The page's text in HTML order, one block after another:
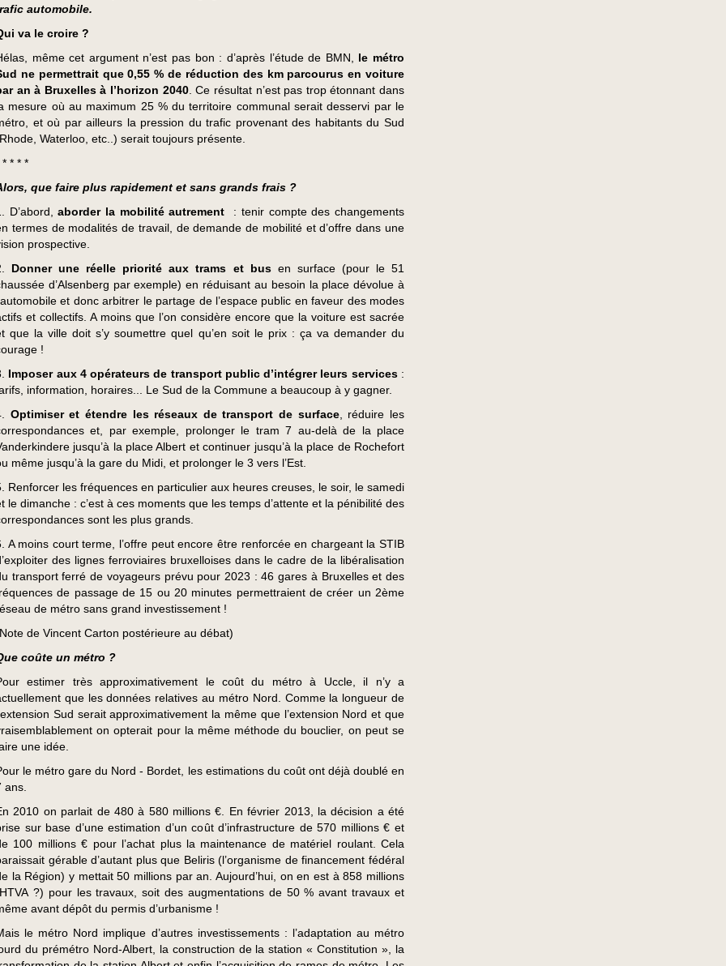
automobile.
va le croire ?
même cet argument n’est pas bon : d’après l’étude de BMN, le métro
ne permettrait que 0,55 % de réduction des km parcourus en voiture
an à Bruxelles à l’horizon 2040. Ce résultat n’est pas trop étonnant dans
mesure où au maximum 25 % du territoire communal serait desservi par le
et où par ailleurs la pression du trafic provenant des habitants du Sud
Waterloo, etc..) serait toujours présente.
* * * *
que faire plus rapidement et sans grands frais ?
D’abord,aborder la mobilité autrement
: tenir compte des changements
termes de modalités de travail, de demande de mobilité et d’offre dans une
prospective.
Donner une réelle priorité aux trams et busen surface (pour le 51
d’Alsenberg par exemple) en réduisant au besoin la place dévolue à
et donc arbitrer le partage de l’espace public en faveur des modes
et collectifs. A moins que l’on considère encore que la voiture est sacrée
que la ville doit s’y soumettre quel qu’en soit le prix : ça va demander du
!
Imposer aux 4 opérateurs de transport public d’intégrer leurs services:
information, horaires... Le Sud de la Commune a beaucoup à y gagner.
Optimiser et étendre les réseaux de transport de surface, réduire les
et, par exemple, prolonger le tram 7 au-delà de la place
jusqu’à la place Albert et continuer jusqu’à la place de Rochefort
même jusqu’à la gare du Midi, et prolonger le 3 vers l’Est.
Renforcer les fréquences en particulier aux heures creuses, le soir, le samedi
le dimanche : c’est à ces moments que les temps d’attente et la pénibilité des
sont les plus grands.
A moins court terme, l’offre peut encore être renforcée en chargeant la STIB
des lignes ferroviaires bruxelloises dans le cadre de la libéralisation
transport ferré de voyageurs prévu pour 2023 : 46 gares à Bruxelles et des
de passage de 15 ou 20 minutes permettraient de créer un 2ème
de métro sans grand investissement !
de Vincent Carton postérieure au débat)
coûte un métro ?
estimer très approximativement le coût du métro à Uccle, il n’y a
que les données relatives au métro Nord. Comme la longueur de
Sud serait approximativement la même que l’extension Nord et que
on opterait pour la même méthode du bouclier, on peut se
une idée.
le métro gare du Nord - Bordet, les estimations du coût ont déjà doublé en
ans.
2010 on parlait de 480 à 580 millions €. En février 2013, la décision a été
sur base d’une estimation d’un coût d’infrastructure de 570 millions € et
100 millions € pour l’achat plus la maintenance de matériel roulant. Cela
gérable d’autant plus que Beliris (l’organisme de financement fédéral
la Région) y mettait 50 millions par an. Aujourd’hui, on en est à 858 millions
?) pour les travaux, soit des augmentations de 50 % avant travaux et
avant dépôt du permis d’urbanisme !
le métro Nord implique d’autres investissements : l’adaptation au métro
du prémétro Nord-Albert, la construction de la station « Constitution », la